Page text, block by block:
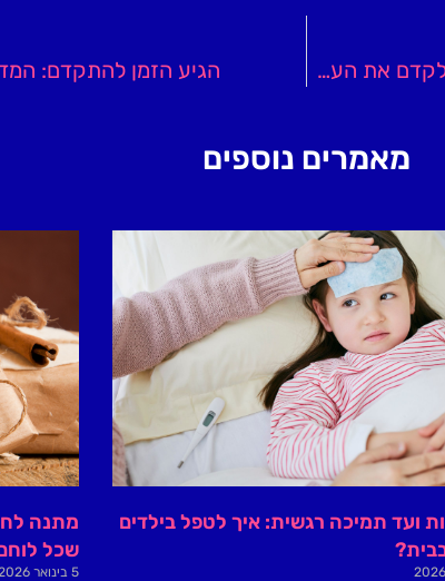
הורים עצמאיים: קידום ברשתות חברתיות הוא הדרך לקדם את העסק ב-2021 הגיע הזמן להתקדם:
מאמרים נוספים
ועד תמיכה רגשית: איך לטפל בילדים
מתנה
שכל
5 בינואר 2026